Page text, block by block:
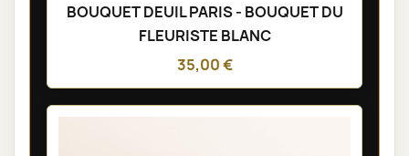
BOUQUET DEUIL PARIS - BOUQUET DU
FLEURISTE BLANC
35,00 €